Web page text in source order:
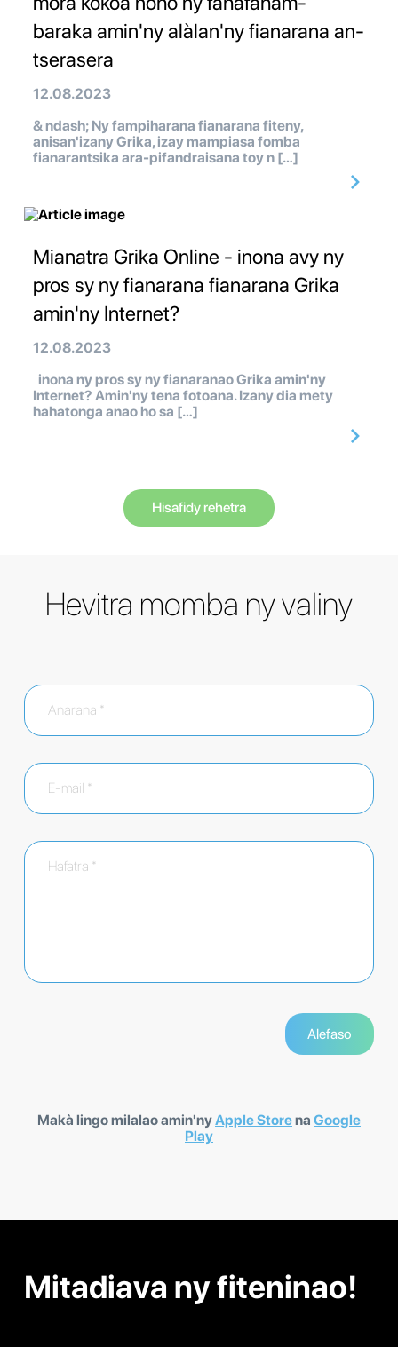
baraka amin'ny alàlan'ny fianarana an-
tserasera
12.08.2023
& ndash; Ny fampiharana fianarana fiteny,
anisan'izany Grika, izay mampiasa fomba
fianarantsika ara-pifandraisana toy n […]
Mianatra Grika Online - inona avy ny
pros sy ny fianarana fianarana Grika
amin'ny Internet?
12.08.2023
inona ny pros sy ny fianaranao Grika amin'ny
Internet? Amin'ny tena fotoana. Izany dia mety
hahatonga anao ho sa […]
Hisafidy rehetra
Hevitra momba ny valiny
Makà lingo milalao amin'nyApple Storena Google
Play
Mitadiava ny fiteninao!